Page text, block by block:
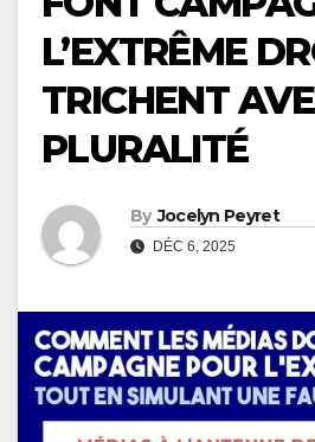
L’EXTRÊME
TRICHENT
PLURALITÉ
By Jocelyn Peyret
DÉC 6, 2025